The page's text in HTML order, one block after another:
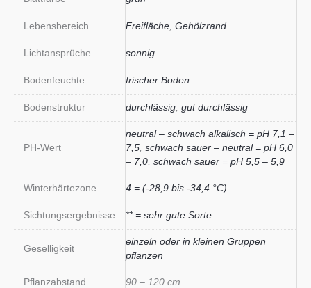
Lebensbereich Freifläche Gehölzrand
Lichtansprüche sonnig
Bodenfeuchte frischer Boden
Bodenstruktur durchlässig gut durchlässig
PH-Wert
neutral – schwach alkalisch = pH 7,1 –
7,5 schwach sauer – neutral = pH 6,0
– 7,0 schwach sauer = pH 5,5 – 5,9
Winterhärtezone 4 = (-28,9 bis -34,4 °C)
Sichtungsergebnisse ** = sehr gute Sorte
Geselligkeit
einzeln oder in kleinen Gruppen
pflanzen
Pflanzabstand 90 – 120 cm